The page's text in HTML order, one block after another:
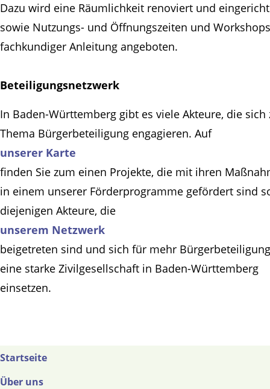
Dazu wird eine Räumlichkeit renoviert und
sowie Nutzungs- und Öffnungszeiten und
fachkundiger Anleitung angeboten.
Beteiligungsnetzwerk
In Baden-Württemberg gibt es viele Akteure, die sich
Thema Bürgerbeteiligung engagieren. Auf
unserer Karte
finden Sie zum einen Projekte, die mit ihren
in einem unserer Förderprogramme gefördert sind
diejenigen Akteure, die
unserem Netzwerk
beigetreten sind und sich für mehr
eine starke Zivilgesellschaft in Baden-Württemberg
einsetzen.
Startseite
Über uns